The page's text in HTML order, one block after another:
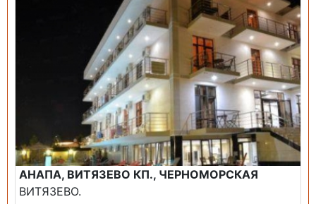
АНАПА, ВИТЯЗЕВО КП., ЧЕРНОМОРСКАЯ
ВИТЯЗЕВО.